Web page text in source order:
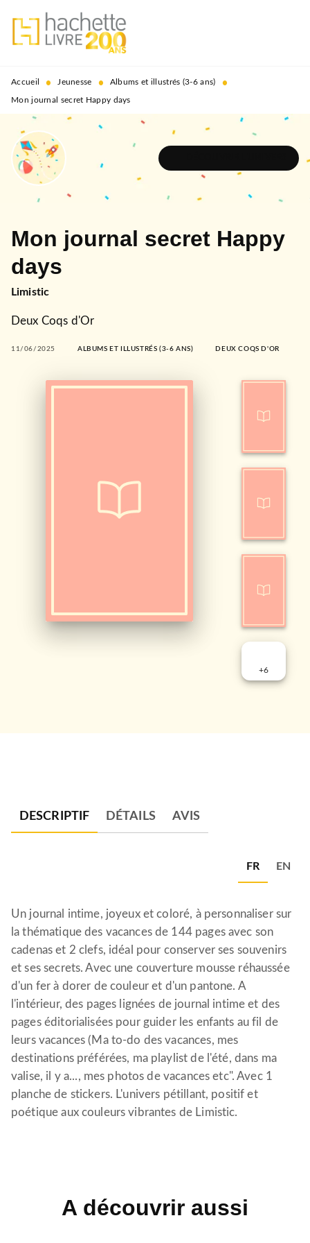
MENU RECHERCHE
PIED DE PAGE
Accueil • Jeunesse • Albums et illustrés (3-6 ans) •
Mon journal secret Happy days
Mon journal secret Happy
days
Limistic
Deux Coqs d'Or
11/06/2025 ALBUMS ET ILLUSTRÉS (3-6 ANS) DEUX COQS D'OR
+6
DESCRIPTIF DÉTAILS AVIS
FR EN
Un journal intime, joyeux et coloré, à personnaliser sur
la thématique des vacances de 144 pages avec son
cadenas et 2 clefs, idéal pour conserver ses souvenirs
et ses secrets. Avec une couverture mousse réhaussée
d'un fer à dorer de couleur et d'un pantone. A
l'intérieur, des pages lignées de journal intime et des
pages éditorialisées pour guider les enfants au fil de
leurs vacances (Ma to-do des vacances, mes
destinations préférées, ma playlist de l'été, dans ma
valise, il y a..., mes photos de vacances etc". Avec 1
planche de stickers. L'univers pétillant, positif et
poétique aux couleurs vibrantes de Limistic.
A découvrir aussi